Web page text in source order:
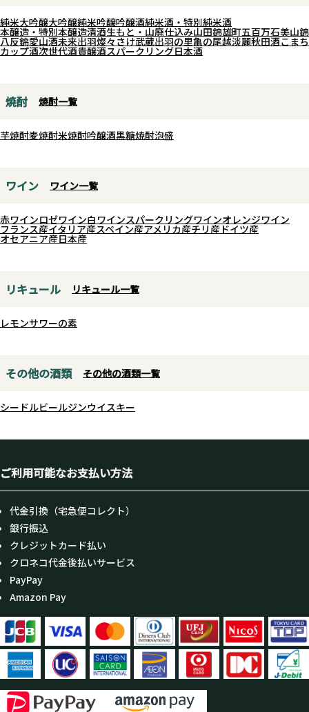
感が口中で踊り、華やかで爽やか
なマスカット系の吟醸香。
ッと締まる後味が暑い季節に心地
時間の経過と共にやら若く開いて
いきます。温度が上がっていくに
これには素材の味を活かした料理
純米大吟醸大吟醸純米吟醸吟醸酒純米酒・特別純米酒
本醸造・特別本醸造清酒生もと・山廃仕込み山田錦雄町五百万石美山錦
八反錦愛山酒未来出羽燦々さけ武蔵出羽の里亀の尾越淡麗秋田酒こまち
カップ酒次世代酒貴醸酒スパークリング日本酒
焼酎 焼酎一覧
芋焼酎麦焼酎米焼酎吟醸酒黒糖焼酎泡盛
ワイン ワイン一覧
赤ワインロゼワイン白ワインスパークリングワインオレンジワイン
フランス産イタリア産スペイン産アメリカ産チリ産ドイツ産
オセアニア産日本産
リキュール リキュール一覧
レモンサワーの素
その他の酒類 その他の酒類一覧
シードルビールジンウイスキー
ご利用可能なお支払い方法
代金引換（宅急便コレクト）
銀行振込
クレジットカード払い
クロネコ代金後払いサービス
PayPay
Amazon Pay